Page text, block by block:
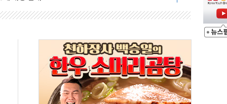
어 1000' 선정
8' 전용 액세서리 출시
온라인 거래수수료 우대
팔란티어 커버드콜' ETF 주목
대경보'…전국 49개 지역으로 확대
돌파...취약계층 지원 확대